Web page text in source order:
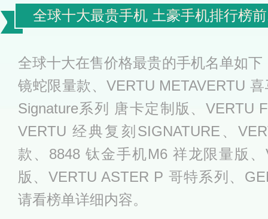
全球十大最贵手机 土豪手机排行榜
全球十大在售价格最贵的手机名单如
镜蛇限量款、VERTU METAVERTU
Signature系列 唐卡定制版、VERTU
VERTU 经典复刻SIGNATURE、
款、8848 钛金手机M6 祥龙限量版
版、VERTU ASTER P 哥特系列、
请看榜单详细内容。